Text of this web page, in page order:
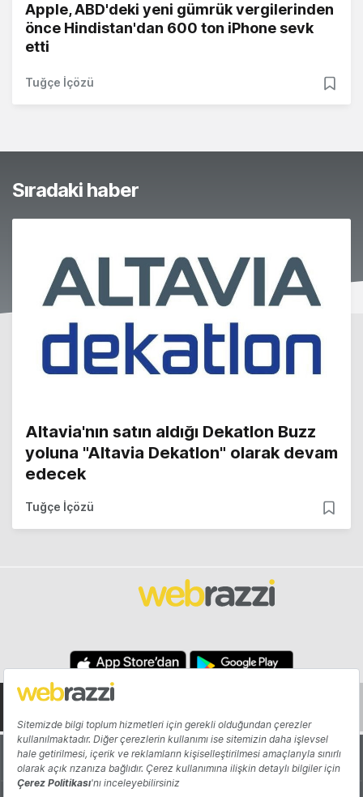
Apple, ABD'deki yeni gümrük vergilerinden
önce Hindistan'dan 600 ton iPhone sevk
etti
Tuğçe İçözü
Sıradaki haber
Altavia'nın satın aldığı Dekatlon Buzz
yoluna "Altavia Dekatlon" olarak devam
edecek
Tuğçe İçözü
Hakkında Yazarlar